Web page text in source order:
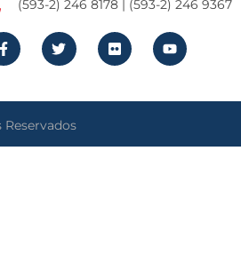
(593-2) 246 8178 | (593-2) 246 9367